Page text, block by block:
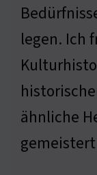
legen. Ich
ähnliche